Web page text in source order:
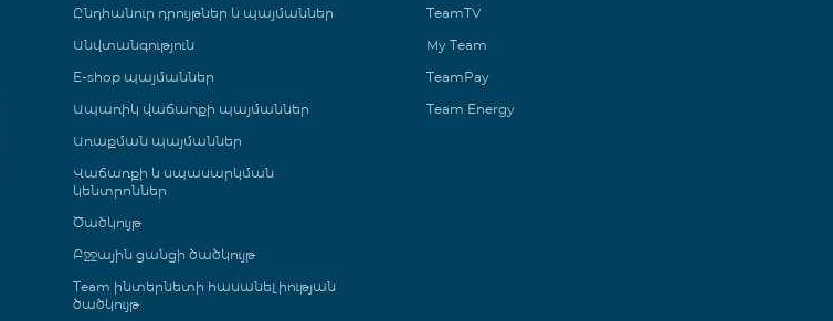
Ընդհանուր դրույթներ և պայմաններ
Անվտանգություն
E-shop պայմաններ
Ապառիկ վաճառքի պայմաններ
Առաքման պայմաններ
Վաճառքի և սպասարկման
կենտրոններ
Ծածկույթ
Բջջային ցանցի ծածկույթ
Team ինտերնետի հասանելիության
ծածկույթ
TeamTV
My Team
TeamPay
Team Energy